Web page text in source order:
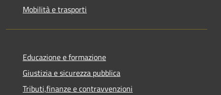
Mobilità e trasporti
Educazione e formazione
Giustizia e sicurezza pubblica
Tributi,finanze e contravvenzioni